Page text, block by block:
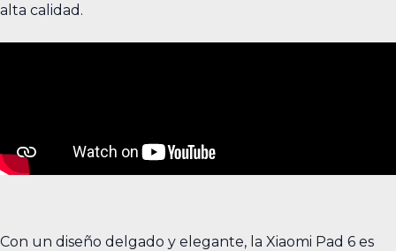
alta calidad.
Con un diseño delgado y elegante, la Xiaomi Pad 6 es